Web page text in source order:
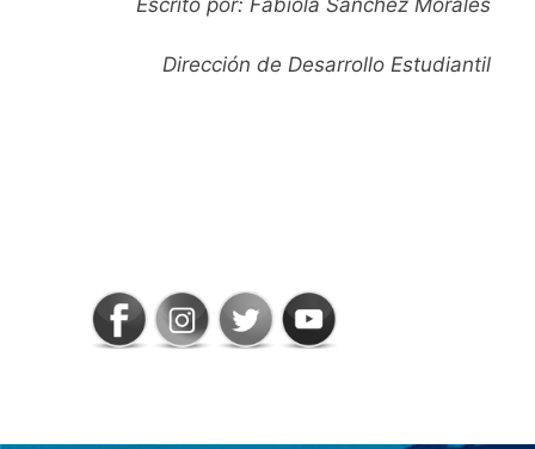
Dirección de Desarrollo Estudiantil